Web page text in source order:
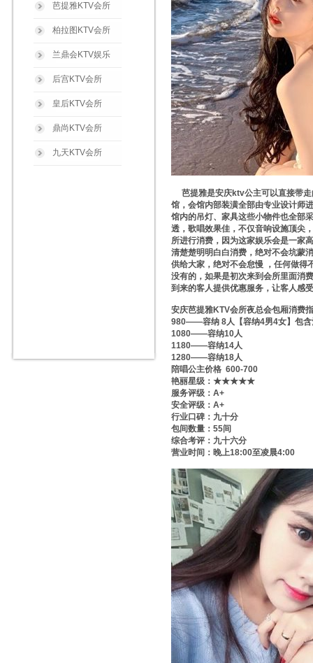
芭提雅KTV会所
柏拉图KTV会所
兰鼎会KTV娱乐
后宫KTV会所
皇后KTV会所
鼎尚KTV会所
九天KTV会所
芭提雅是安庆ktv公主可以直接带走
馆，会馆内部装潢全部由专业设计师
馆内的吊灯、家具这些小物件也全部
透，歌唱效果佳，不仅音响设施顶尖
所进行消费，因为这家娱乐会是一家
清楚楚明明白白消费，绝对不会坑蒙
供给大家，绝对不会怠慢 ，任何做得
没有的，如果是初次来到会所里面消
到来的客人提供优惠服务，让客人感
安庆芭提雅KTV会所夜总会包厢消费
980——容纳 8人【容纳4男4女】包含
1080——容纳10人
1180——容纳14人
1280——容纳18人
陪唱公主价格 600-700
艳丽星级：★★★★★
服务评级：A+
安全评级：A+
行业口碑：九十分
包间数量：55间
综合考评：九十六分
营业时间：晚上18:00至凌晨4:00